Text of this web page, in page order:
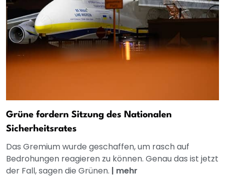
Grüne fordern Sitzung des Nationalen
Sicherheitsrates
Das Gremium wurde geschaffen, um rasch auf
Bedrohungen reagieren zu können. Genau das ist jetzt
der Fall, sagen die Grünen. | mehr